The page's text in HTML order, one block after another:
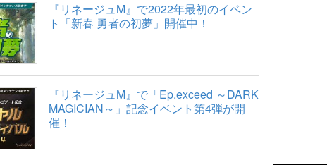
『リネージュM』で2022年最初のイベン
ト「新春 勇者の初夢」開催中！
『リネージュM』で「Ep.exceed ～DARK
MAGICIAN～」記念イベント第4弾が開
催！